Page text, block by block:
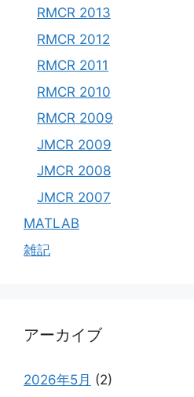
RMCR 2013
RMCR 2012
RMCR 2011
RMCR 2010
RMCR 2009
JMCR 2009
JMCR 2008
JMCR 2007
MATLAB
雑記
アーカイブ
2026年5月 (2)